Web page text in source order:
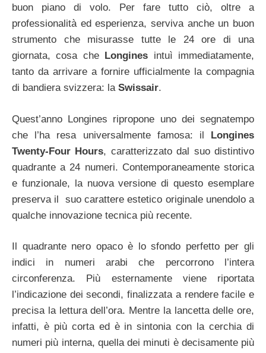
buon piano di volo. Per fare tutto ciò, oltre a
professionalità ed esperienza, serviva anche un buon
strumento che misurasse tutte le 24 ore di una
giornata, cosa che
Longines intuì immediatamente,
tanto da arrivare a fornire ufficialmente la compagnia
di bandiera svizzera: la Swissair.
Quest’anno Longines ripropone uno dei segnatempo
che l’ha resa universalmente famosa: il Longines
Twenty-Four Hours, caratterizzato dal suo distintivo
quadrante a 24 numeri. Contemporaneamente storica
e funzionale, la nuova versione di questo esemplare
preserva il suo carattere estetico originale unendolo a
qualche innovazione tecnica più recente.
Il quadrante nero opaco è lo sfondo perfetto per gli
indici in numeri arabi che percorrono l’intera
circonferenza. Più esternamente viene riportata
l’indicazione dei secondi, finalizzata a rendere facile e
precisa la lettura dell’ora. Mentre la lancetta delle ore,
infatti, è più corta ed è in sintonia con la cerchia di
numeri più interna, quella dei minuti è decisamente più